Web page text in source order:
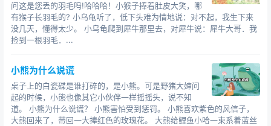
问这是您丢的羽毛吗!哈哈哈！小猴子捧着肚皮大笑，哪
有猴子长羽毛的? 小乌龟听了，低下头难为情地说：对不起，我生下来
没几天，懂得太少。 小乌龟爬到犀牛那里去，对犀牛说：犀牛大哥．我
捡到一根羽毛．...
小熊为什么说谎
桌子上的白瓷碟是谁打碎的，是小熊。可是野猪大婶问
起的时候，小熊也像其它小伙伴一样摇摇头，说不知
道。 小熊为什么说谎？ 小熊害怕受到惩罚。 小熊喜欢紫色的风信子，
大熊回来了，带回一大捧红色的玫瑰花。 大熊给鲤鱼小哈一束系着蓝丝